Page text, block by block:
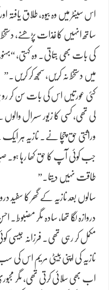
اس سینٹر میں وہ بیوہ، طلاق یافتہ
ساتھ انہیں کاغذات پڑھنے،
کی بات بھی بتاتی۔ وہ کہتی،
میں دستخط نہ کریں، سمجھ کر کریں۔”
کئی عورتیں اس کی بات سن کر
لی تھی، کسی کا زیور سسرال والوں
وراثتی حق چچا نے۔ نازیہ ہر
جب کوئی آپ کا حق کھا رہا ہو۔
طاقت نہیں دیتا۔”
سالوں بعد نازیہ کے گھر کا سفید
دروازہ لگا تھا، سادہ مگر مضبوط۔
مکمل کر رہی تھی۔ فرزانہ جیسی
نازیہ کی اپنی بیٹی مریم اس کی
اب بھی سلائی کرتی تھی، مگر